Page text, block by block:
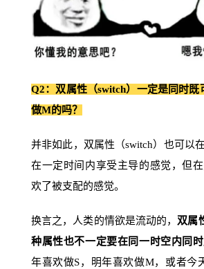
Q2：双属性（switch）一定是同时既
做M的吗？
并非如此，双属性（switch）也可以
在一定时间内享受主导的感觉，但
欢了被支配的感觉。
换言之，人类的情欲是流动的， 双属
种属性也不一定要在同一时空内同时
年喜欢做S，明年喜欢做M，或者今